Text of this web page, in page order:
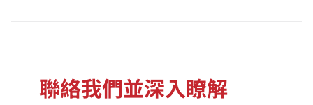
聯絡我們並深入瞭解